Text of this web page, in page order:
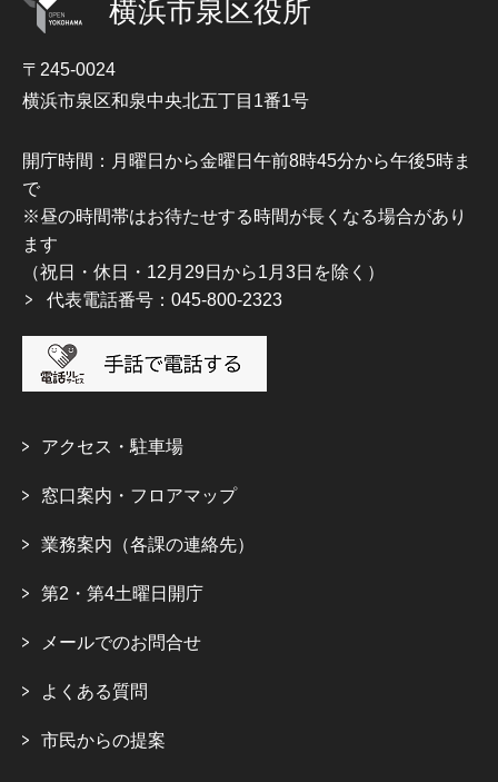
横浜市泉区役所
〒245-0024
横浜市泉区和泉中央北五丁目1番1号
開庁時間：月曜日から金曜日午前8時45分から午後5時ま
で
※昼の時間帯はお待たせする時間が長くなる場合があり
ます
（祝日・休日・12月29日から1月3日を除く）
代表電話番号：045-800-2323
アクセス・駐車場
窓口案内・フロアマップ
業務案内（各課の連絡先）
第2・第4土曜日開庁
メールでのお問合せ
よくある質問
市民からの提案